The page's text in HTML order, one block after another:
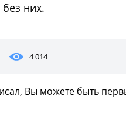
них.
4 014
Вы можете быть